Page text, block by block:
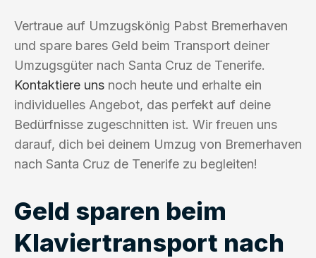
Vertraue auf Umzugskönig Pabst Bremerhaven
und spare bares Geld beim Transport deiner
Umzugsgüter nach Santa Cruz de Tenerife.
Kontaktiere uns noch heute und erhalte ein
individuelles Angebot, das perfekt auf deine
Bedürfnisse zugeschnitten ist. Wir freuen uns
darauf, dich bei deinem Umzug von Bremerhaven
nach Santa Cruz de Tenerife zu begleiten!
Geld sparen beim
Klaviertransport nach